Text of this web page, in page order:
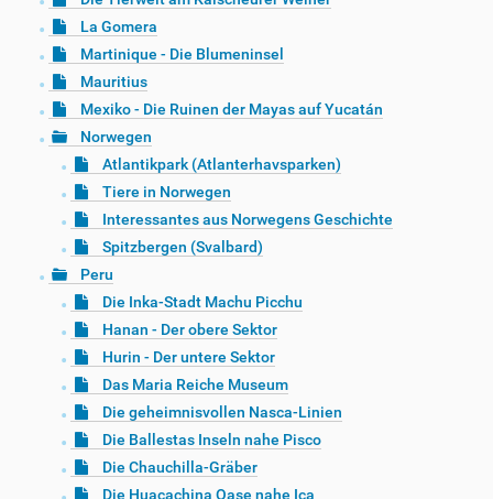
La Gomera
Martinique - Die Blumeninsel
Mauritius
Mexiko - Die Ruinen der Mayas auf Yucatán
Norwegen
Atlantikpark (Atlanterhavsparken)
Tiere in Norwegen
Interessantes aus Norwegens Geschichte
Spitzbergen (Svalbard)
Peru
Die Inka-Stadt Machu Picchu
Hanan - Der obere Sektor
Hurin - Der untere Sektor
Das Maria Reiche Museum
Die geheimnisvollen Nasca-Linien
Die Ballestas Inseln nahe Pisco
Die Chauchilla-Gräber
Die Huacachina Oase nahe Ica